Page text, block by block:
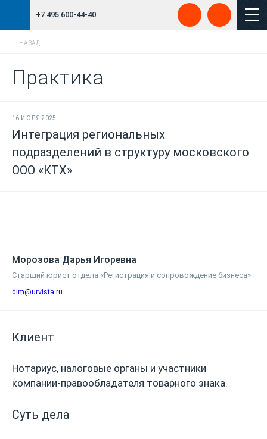
+7 495 600-44-40
НАЗАД
Практика
16 ИЮЛЯ 2025
Интеграция региональных
подразделений в структуру московского
ООО «КТХ»
Морозова Дарья Игоревна
Старший юрист отдела «Регистрация и сопровождение бизнеса»
dim@urvista.ru
Клиент
Нотариус, налоговые органы и участники
компании-правообладателя товарного знака.
Суть дела